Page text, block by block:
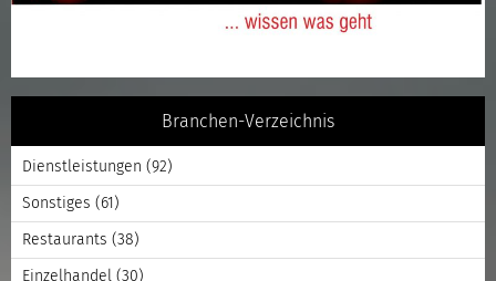
Branchen-Verzeichnis
Dienstleistungen (92)
Sonstiges (61)
Restaurants (38)
Einzelhandel (30)